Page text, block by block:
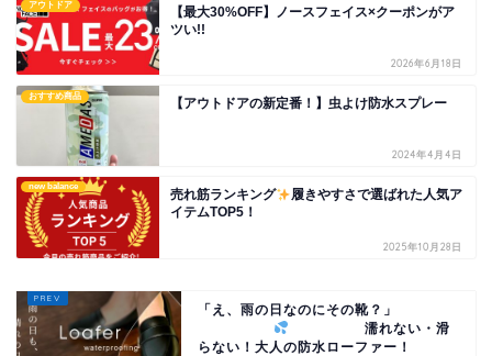
アウトドア
【最大30%OFF】ノースフェイス×クーポンがア
ツい!!
2026年6月18日
おすすめ商品 【アウトドアの新定番！】虫よけ防水スプレー
2024年4月4日
new balance
売れ筋ランキング
履きやすさで選ばれた人気ア
イテムTOP5！
2025年10月28日
「え、雨の日なのにその靴？」
濡れない・滑
らない！大人の防水ローファー！